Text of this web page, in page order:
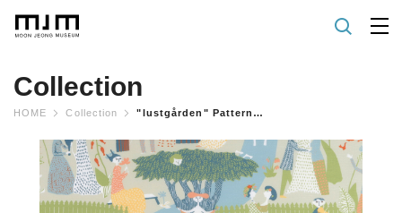
Collection
HOME Collection "lustgården" Pattern Pastel Color Fabric